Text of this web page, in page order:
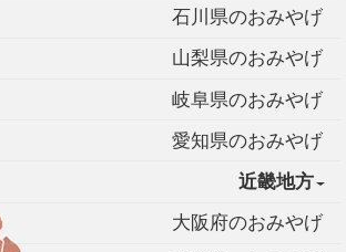
石川県のおみやげ
山梨県のおみやげ
岐阜県のおみやげ
愛知県のおみやげ
近畿地方
大阪府のおみやげ